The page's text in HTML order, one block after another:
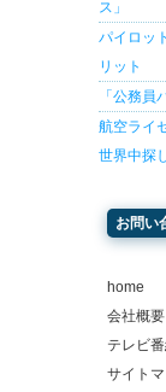
ス」
パイロッ
リット
「公務員
航空ライ
世界中探
お問い
home
会社概要
テレビ番
サイト